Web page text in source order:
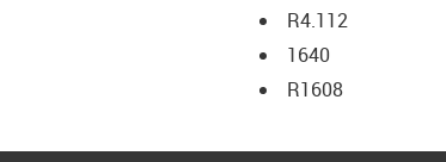
R4.112
1640
R1608